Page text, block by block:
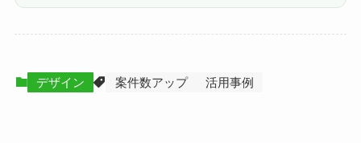
デザイン 案件数アップ 活用事例